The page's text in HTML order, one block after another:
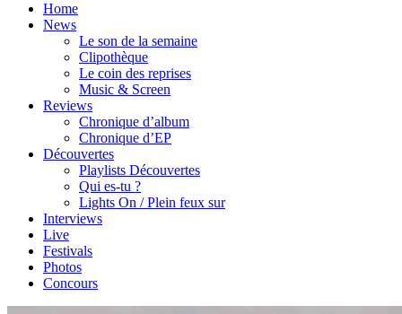
Home
News
Le son de la semaine
Clipothèque
Le coin des reprises
Music & Screen
Reviews
Chronique d’album
Chronique d’EP
Découvertes
Playlists Découvertes
Qui es-tu ?
Lights On / Plein feux sur
Interviews
Live
Festivals
Photos
Concours